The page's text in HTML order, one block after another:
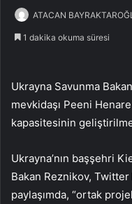
ATACAN
1 dakika okuma süresi
Ukrayna Savunma
mevkidaşı Peeni
kapasitesinin
Ukrayna’nın başşehri
Bakan Reznikov, Twitter
paylaşımda, “ortak